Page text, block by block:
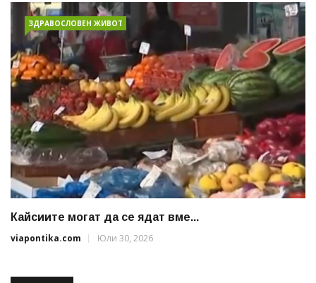
ЗДРАВОСЛОВЕН ЖИВОТ
Кайсиите могат да се ядат вме...
viapontika.com
Юли 30, 2026